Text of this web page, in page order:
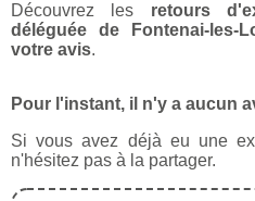
Découvrez les retours
déléguée de Fontenai-les-
votre avis.
Pour l'instant, il n'y a aucun
Si vous avez déjà eu une
n'hésitez pas à la partager.